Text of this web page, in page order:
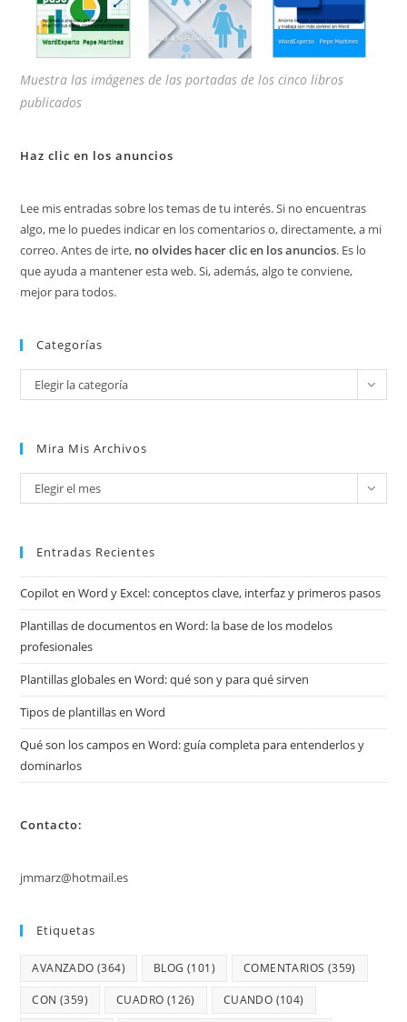
Muestra las imágenes de las portadas de los cinco libros
publicados
Haz clic en los anuncios
Lee mis entradas sobre los temas de tu interés. Si no encuentras
algo, me lo puedes indicar en los comentarios o, directamente, a mi
correo. Antes de irte, no olvides hacer clic en los anuncios. Es lo
que ayuda a mantener esta web. Si, además, algo te conviene,
mejor para todos.
Categorías
Categorías
Elegir la categoría
Mira Mis Archivos
Mira
mis
Elegir el mes
Entradas Recientes
Copilot en Word y Excel: conceptos clave, interfaz y primeros pasos
Plantillas de documentos en Word: la base de los modelos
profesionales
Plantillas globales en Word: qué son y para qué sirven
Tipos de plantillas en Word
Qué son los campos en Word: guía completa para entenderlos y
dominarlos
Contacto:
jmmarz@hotmail.es
Etiquetas
AVANZADO (364) BLOG (101) COMENTARIOS (359)
CON (359) CUADRO (126) CUANDO (104)